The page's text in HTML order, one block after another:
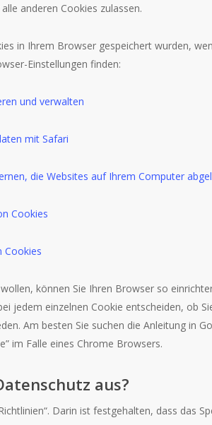
anderen Cookies zulassen.
in Ihrem Browser gespeichert wurden,
Einstellungen finden:
und verwalten
mit Safari
die Websites auf Ihrem Computer
Cookies
Cookies
können Sie Ihren Browser so
jedem einzelnen Cookie entscheiden, ob
Am besten Sie suchen die Anleitung in
im Falle eines Chrome Browsers.
aus?
Darin ist festgehalten, dass das